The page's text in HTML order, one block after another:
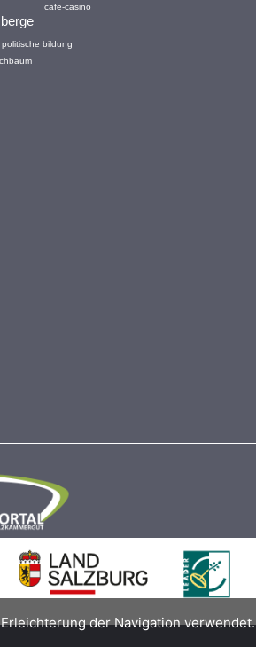
berge
cafe-casino
politische bildung
der Navigation verwendet.